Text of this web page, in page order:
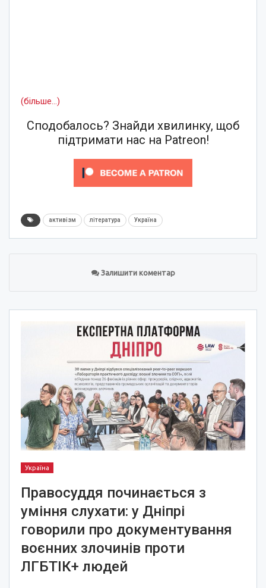
(більше…)
Сподобалось? Знайди хвилинку, щоб
підтримати нас на Patreon!
активізм література Україна
Залишити коментар
Україна
Правосуддя починається з
уміння слухати: у Дніпрі
говорили про документування
воєнних злочинів проти
ЛГБТІК+ людей